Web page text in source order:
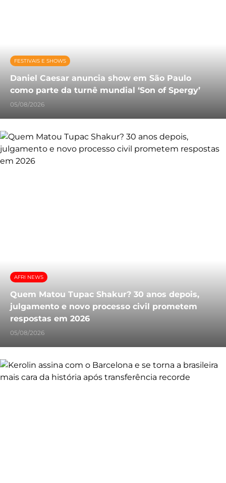
FESTIVAIS E SHOWS
Daniel Caesar anuncia show em São Paulo
como parte da turnê mundial ‘Son of Spergy’
05/08/2026
AFRI NEWS
Quem Matou Tupac Shakur? 30 anos depois,
julgamento e novo processo civil prometem
respostas em 2026
05/08/2026